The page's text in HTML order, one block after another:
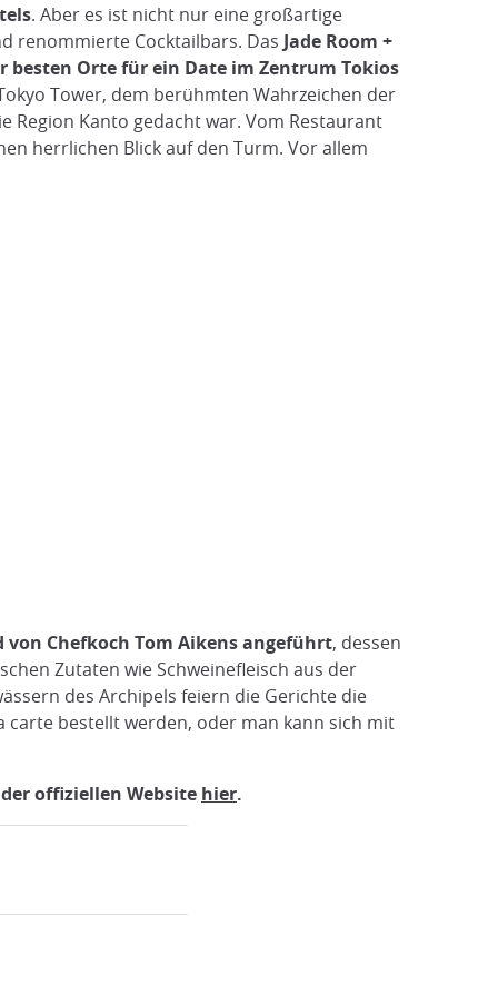
. Aber es ist nicht nur eine großartige
renommierte Cocktailbars. Das Jade Room +
besten Orte für ein Date im Zentrum Tokios
Tower, dem berühmten Wahrzeichen der
Region Kanto gedacht war. Vom Restaurant
herrlichen Blick auf den Turm. Vor allem
von Chefkoch Tom Aikens angeführt, dessen
Zutaten wie Schweinefleisch aus der
des Archipels feiern die Gerichte die
bestellt werden, oder man kann sich mit
offiziellen Website hier.